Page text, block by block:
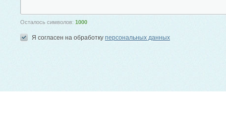
Осталось символов: 1000
Я согласен на обработку персональных данных